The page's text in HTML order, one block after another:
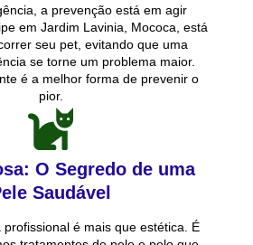
a prevenção está em agir
em Jardim Lavinia, Mococa, está
seu pet, evitando que uma
se torne um problema maior.
é a melhor forma de prevenir o
pior.
O Segredo de uma
Saudável
profissional é mais que estética. É